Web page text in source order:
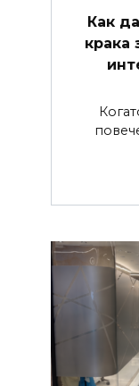
Как
крака